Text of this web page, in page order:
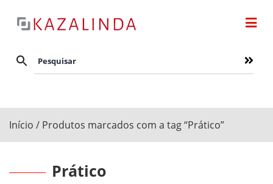
Início / Produtos marcados com a tag “Prático”
Prático